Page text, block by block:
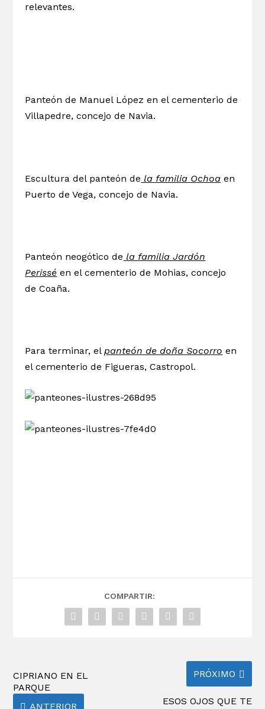
relevantes.
Panteón de Manuel López en el cementerio de
Villapedre, concejo de Navia.
Escultura del panteón de la familia Ochoa en
Puerto de Vega, concejo de Navia.
Panteón neogótico de la familia Jardón
Perissé en el cementerio de Mohias, concejo
de Coaña.
Para terminar, elpanteón de doña Socorro en
el cementerio de Figueras, Castropol.
COMPARTIR:
CIPRIANO EN EL
PARQUE
ANTERIOR
PRÓXIMO
ESOS OJOS QUE TE